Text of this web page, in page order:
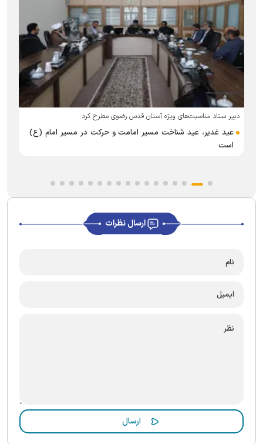
دبیر ستاد مناسبت‌های ویژه آستان قدس رضوی مطرح کرد
عید غدیر، عید شناخت مسیر امامت و حرکت در مسیر امام (ع)
است
ارسال نظرات